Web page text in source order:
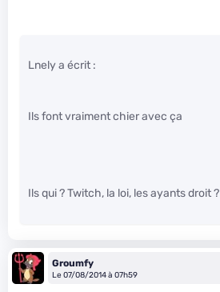
Lnely a écrit :
Ils font vraiment chier avec ça
Ils qui ? Twitch, la loi, les ayants droit ?
Groumfy
Le 07/08/2014 à 07h59